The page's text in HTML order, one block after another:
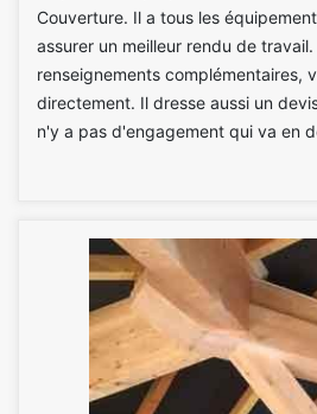
Couverture. Il a tous les
assurer un meilleur rendu de
renseignements complémentaires,
directement. Il dresse aussi un
n'y a pas d'engagement qui va en